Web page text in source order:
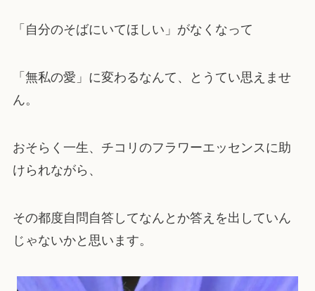
「自分のそばにいてほしい」がなくなって
「無私の愛」に変わるなんて、とうてい思えませ
ん。
おそらく一生、チコリのフラワーエッセンスに助
けられながら、
その都度自問自答してなんとか答えを出していん
じゃないかと思います。